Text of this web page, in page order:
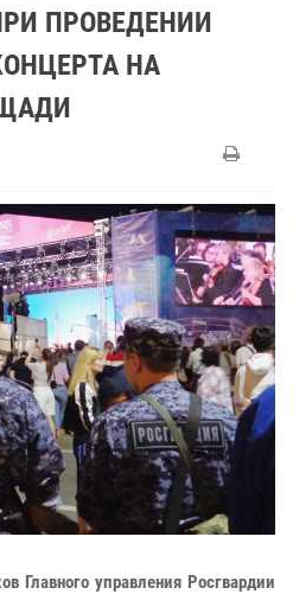
ПРОВЕДЕНИИ
НА
Главного управления Росгвардии